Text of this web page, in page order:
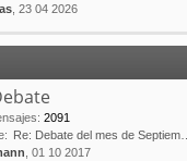
, 23 04 2026
: 2091
Re: Debate del mes de Septiem…
, 01 10 2017